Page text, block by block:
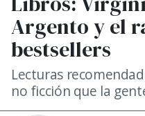
Argento y el
bestsellers
Lecturas
no ficción que la